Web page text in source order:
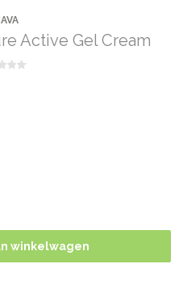
Active Gel Cream
winkelwagen